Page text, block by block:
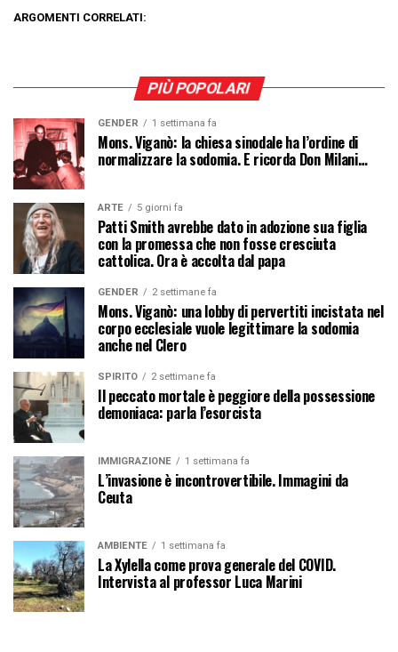
ARGOMENTI CORRELATI:
PIÙ POPOLARI
GENDER 1 settimana fa
Mons. Viganò: la chiesa sinodale ha l’ordine di
normalizzare la sodomia. E ricorda Don Milani…
ARTE 5 giorni fa
Patti Smith avrebbe dato in adozione sua figlia
con la promessa che non fosse cresciuta
cattolica. Ora è accolta dal papa
GENDER 2 settimane fa
Mons. Viganò: una lobby di pervertiti incistata nel
corpo ecclesiale vuole legittimare la sodomia
anche nel Clero
SPIRITO 2 settimane fa
Il peccato mortale è peggiore della possessione
demoniaca: parla l’esorcista
IMMIGRAZIONE 1 settimana fa
L’invasione è incontrovertibile. Immagini da
Ceuta
AMBIENTE 1 settimana fa
La Xylella come prova generale del COVID.
Intervista al professor Luca Marini